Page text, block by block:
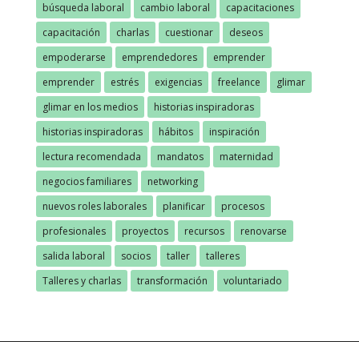
búsqueda laboral
cambio laboral
capacitaciones
capacitación
charlas cuestionar
deseos
empoderarse
emprendedores
emprender
emprender
estrés exigencias freelance
glimar
glimar en los medios
historias inspiradoras
historias inspiradoras
hábitos
inspiración
lectura recomendada
mandatos
maternidad
negocios familiares
networking
nuevos roles laborales
planificar
procesos
profesionales
proyectos recursos
renovarse
salida laboral
socios taller
talleres
Talleres y charlas
transformación voluntariado